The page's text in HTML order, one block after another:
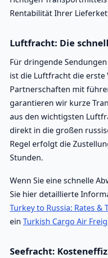
Rentabilität Ihrer
Luftfracht: Die
Für dringende
ist die Luftfracht die erste
Partnerschaften mit
garantieren wir kurze
aus den wichtigsten
direkt in die großen
Regel erfolgt die
Stunden.
Wenn Sie eine schnelle
Sie hier detaillierte
Turkey to Russia: Rates &
ein Turkish Cargo Air
Seefracht: